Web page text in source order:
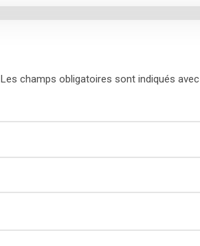
Les champs obligatoires sont indiqués avec